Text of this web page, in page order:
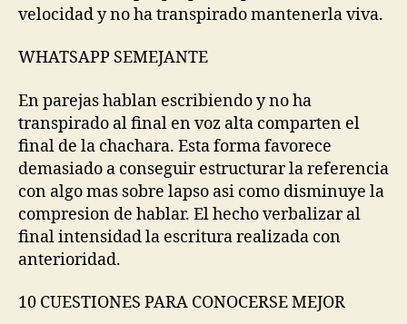
velocidad y no ha transpirado mantenerla viva.
WHATSAPP SEMEJANTE
En parejas hablan escribiendo y no ha
transpirado al final en voz alta comparten el
final de la chachara. Esta forma favorece
demasiado a conseguir estructurar la referencia
con algo mas sobre lapso asi­ como disminuye la
compresion de hablar. El hecho verbalizar al
final intensidad la escritura realizada con
anterioridad.
10 CUESTIONES PARA CONOCERSE MEJOR